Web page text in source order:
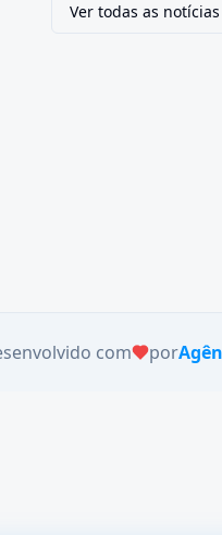
Ver todas as notícias
com por